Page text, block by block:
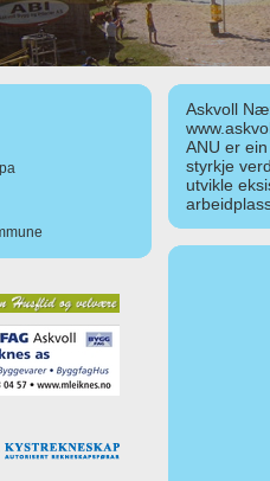
Askvoll
ANU er
styrkje
utvikle